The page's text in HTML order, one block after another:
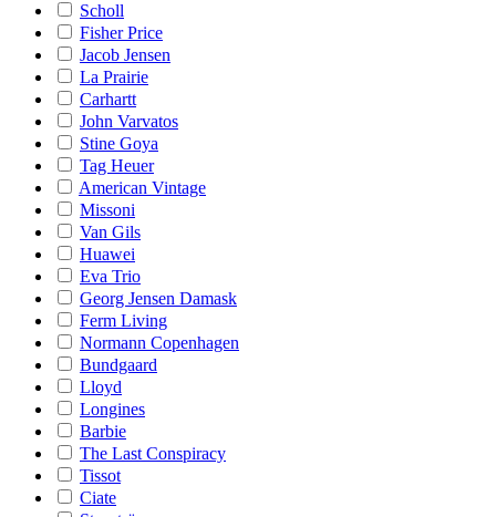
Scholl
Fisher Price
Jacob Jensen
La Prairie
Carhartt
John Varvatos
Stine Goya
Tag Heuer
American Vintage
Missoni
Van Gils
Huawei
Eva Trio
Georg Jensen Damask
Ferm Living
Normann Copenhagen
Bundgaard
Lloyd
Longines
Barbie
The Last Conspiracy
Tissot
Ciate